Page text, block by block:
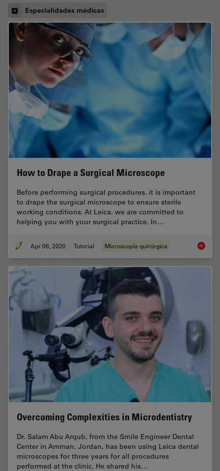
Especialidades médicas
How to Drape a Surgical Microscope
Before performing surgical procedures, it is important
to drape the surgical microscope to ensure sterile
working conditions. At Leica, we are committed to
helping you with your surgical practice. In…
Apr 06, 2020 Tutorial Microscopía quirúrgica How to
Overcoming Complexities in Microdentistry
Dr. Salam Abu Arqub, from the Smile Engineer Dental
Center in Amman, Jordan, has been using Leica dental
microscopes for three years for all procedures
performed at the clinic. He shared his…